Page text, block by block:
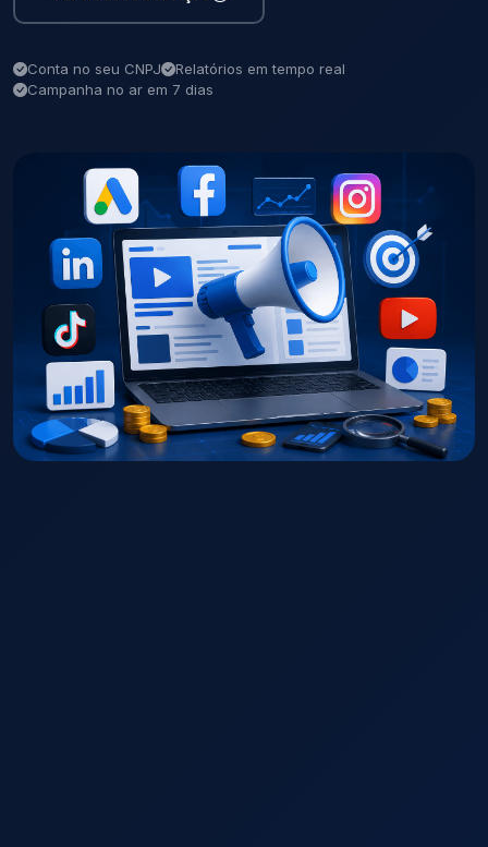
Conta no seu CNPJ
Relatórios em tempo real
Campanha no ar em 7 dias